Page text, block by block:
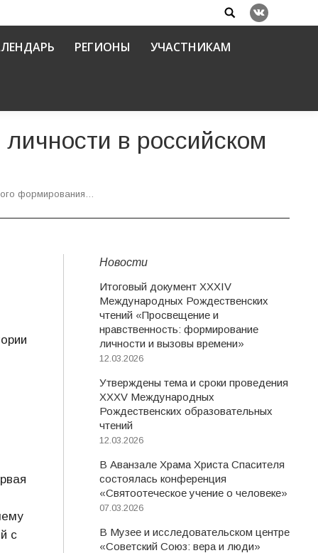
Search:
Вконтакте
РЕГИОНЫ УЧАСТНИКАМ
в российском
формирования…
с
Новости
Итоговый документ XXХIV
Международных Рождественских
чтений «Просвещение и
нравственность: формирование
личности и вызовы времени»
12.03.2026
Утверждены тема и сроки проведения
XXXV Международных
Рождественских образовательных
чтений
12.03.2026
В Аванзале Храма Христа Спасителя
состоялась конференция
«Святоотеческое учение о человеке»
07.03.2026
В Музее и исследовательском центре
«Советский Союз: вера и люди»